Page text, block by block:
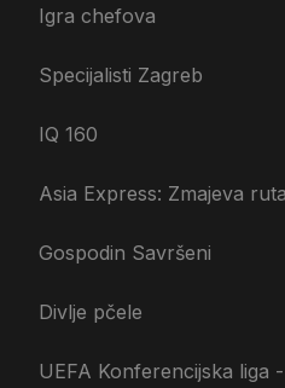
Igra chefova
Specijalisti Zagreb
IQ 160
Asia Express: Zmajeva ruta
Gospodin Savršeni
Divlje pčele
UEFA Konferencijska liga